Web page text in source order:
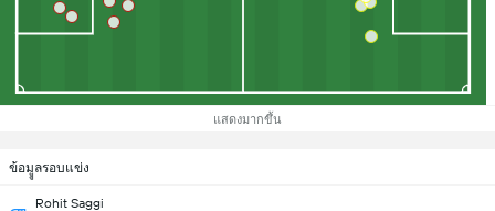
แสดงมากขึ้น
ข้อมููลรอบแข่ง
Rohit Saggi